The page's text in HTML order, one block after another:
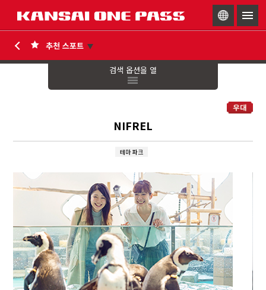
검색 옵션을 열
NIFREL
테마 파크